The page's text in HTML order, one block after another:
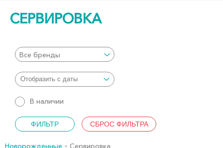
СЕРВИРОВКА
Все бренды
В наличии